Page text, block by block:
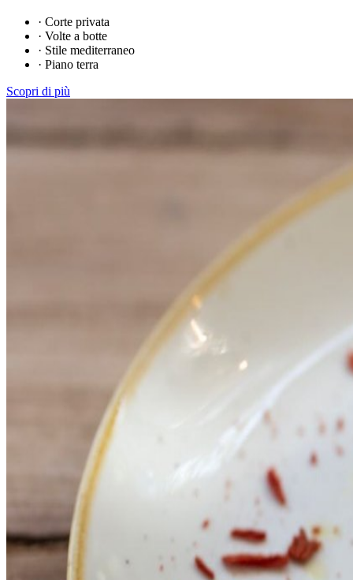
· Corte privata
· Volte a botte
· Stile mediterraneo
· Piano terra
Scopri di più